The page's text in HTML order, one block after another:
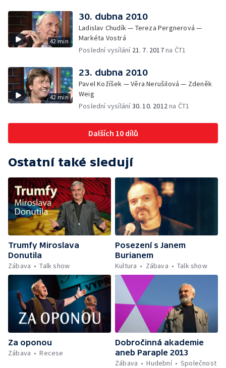
42 min
30. dubna 2010
Ladislav Chudík — Tereza Pergnerová —
Markéta Vostrá
Poslední vysílání 21. 7. 2017na ČT1
42 min
23. dubna 2010
Pavel Kožíšek — Věra Nerušilová — Zdeněk
Weig
Poslední vysílání30. 10. 2012na ČT1
Dalších 10 dílů
Ostatní také sledují
Trumfy Miroslava
Donutila
Zábava
Talk show
Posezení s Janem
Burianem
Kultura
Zábava Talk show
Za oponou
Zábava
Recese
Dobročinná akademie
aneb Paraple 2013
Zábava
Hudební Společnost